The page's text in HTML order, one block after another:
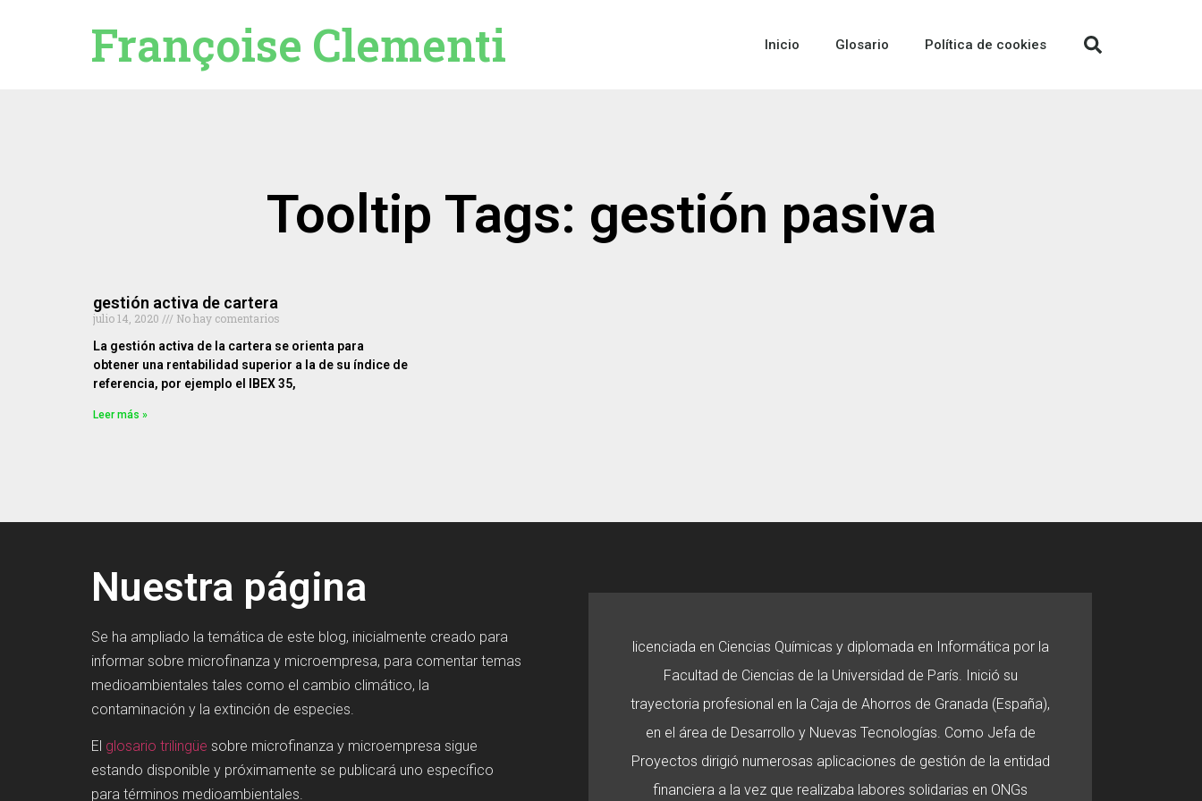
Françoise Clementi Inicio Glosario Política de cookies
Tooltip Tags: gestión pasiva
gestión activa de cartera
julio 14, 2020
No hay comentarios
La gestión activa de la cartera se orienta para
obtener una rentabilidad superior a la de su índice de
referencia, por ejemplo el IBEX 35,
Leer más »
Nuestra página
Se ha ampliado la temática de este blog, inicialmente creado para
informar sobre microfinanza y microempresa, para comentar temas
medioambientales tales como el cambio climático, la
contaminación y la extinción de especies.
El glosario trilingüe sobre microfinanza y microempresa sigue
estando disponible y próximamente se publicará uno específico
para términos medioambientales.
licenciada en Ciencias Químicas y diplomada en Informática por la
Facultad de Ciencias de la Universidad de París. Inició su
trayectoria profesional en la Caja de Ahorros de Granada (España),
en el área de Desarrollo y Nuevas Tecnologías. Como Jefa de
Proyectos dirigió numerosas aplicaciones de gestión de la entidad
financiera a la vez que realizaba labores solidarias en ONGs